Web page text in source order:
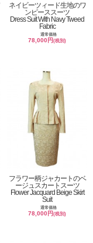
ネイビーツィード生地のワ
ンピーススーツ
Dress Suit With Navy Tweed
Fabric
通常価格
78,000円(税別)
フラワー柄ジャカートのベ
ージュスカートスーツ
Flower Jacquard Beige Skirt
Suit
通常価格
78,000円(税別)